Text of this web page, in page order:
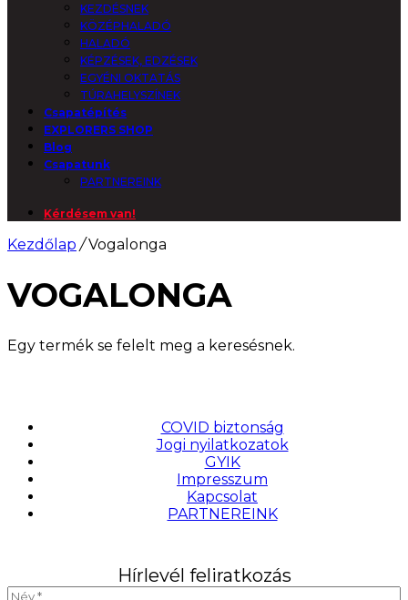
KEZDÉSNEK
KÖZÉPHALADÓ
HALADÓ
KÉPZÉSEK, EDZÉSEK
EGYÉNI OKTATÁS
TÚRAHELYSZÍNEK
Csapatépítés
EXPLORERS SHOP
Blog
Csapatunk
PARTNEREINK
Kérdésem van!
Kezdőlap /Vogalonga
VOGALONGA
Egy termék se felelt meg a keresésnek.
COVID biztonság
Jogi nyilatkozatok
GYIK
Impresszum
Kapcsolat
PARTNEREINK
Hírlevél feliratkozás